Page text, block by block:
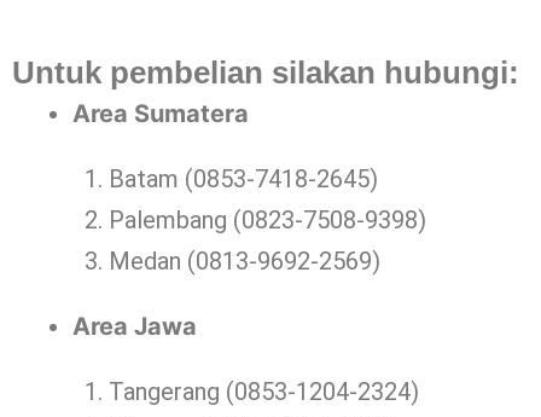
Untuk pembelian silakan hubungi:
Area Sumatera
Batam (0853-7418-2645)
Palembang (0823-7508-9398)
Medan (0813-9692-2569)
Area Jawa
Tangerang (0853-1204-2324)